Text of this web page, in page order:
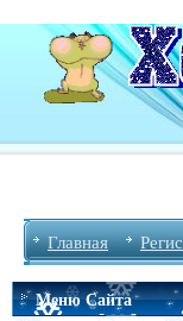
Главная
Меню Сайта